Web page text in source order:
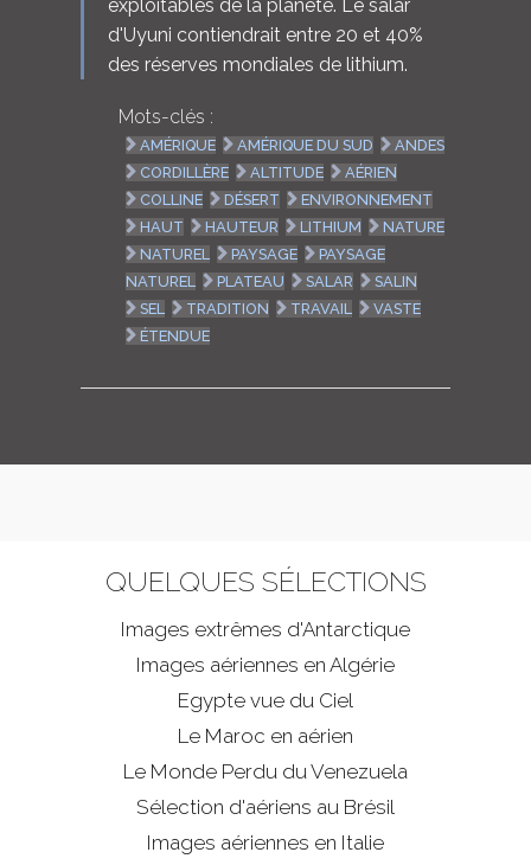
exploitables de la planète. Le salar
d'Uyuni contiendrait entre 20 et 40%
des réserves mondiales de lithium.
Mots-clés :
AMÉRIQUE AMÉRIQUE DU SUD
ANDES
CORDILLÈRE
ALTITUDE
AÉRIEN
COLLINE
DÉSERT
ENVIRONNEMENT
HAUT
HAUTEUR LITHIUM
NATURE
NATUREL
PAYSAGE
PAYSAGE
NATUREL
PLATEAU SALAR
SALIN
SEL
TRADITION TRAVAIL
VASTE
ÉTENDUE
QUELQUES SÉLECTIONS
Images extrêmes d'Antarctique
Images aériennes en Algérie
Egypte vue du Ciel
Le Maroc en aérien
Le Monde Perdu du Venezuela
Sélection d'aériens au Brésil
Images aériennes en Italie